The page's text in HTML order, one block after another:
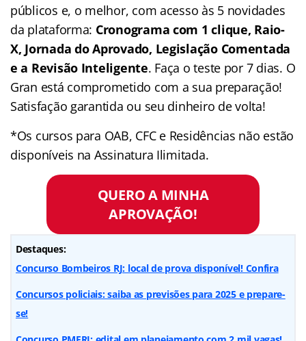
públicos e, o melhor, com acesso às 5 novidades
da plataforma: Cronograma com 1 clique, Raio-
X, Jornada do Aprovado, Legislação Comentada
e a Revisão Inteligente. Faça o teste por 7 dias. O
Gran está comprometido com a sua preparação!
Satisfação garantida ou seu dinheiro de volta!
*Os cursos para OAB, CFC e Residências não estão
disponíveis na Assinatura Ilimitada.
QUERO A MINHA
APROVAÇÃO!
Destaques:
Concurso Bombeiros RJ: local de prova disponível! Confira
Concursos policiais: saiba as previsões para 2025 e prepare-
se!